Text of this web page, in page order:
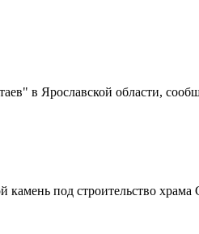
в Ярославской области,
под строительство храма